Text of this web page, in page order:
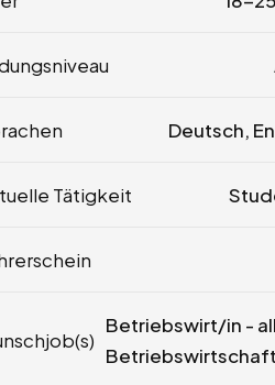
Deutsch,
Tätigkeit
Betriebswirt/in -
Betriebswirtschaft